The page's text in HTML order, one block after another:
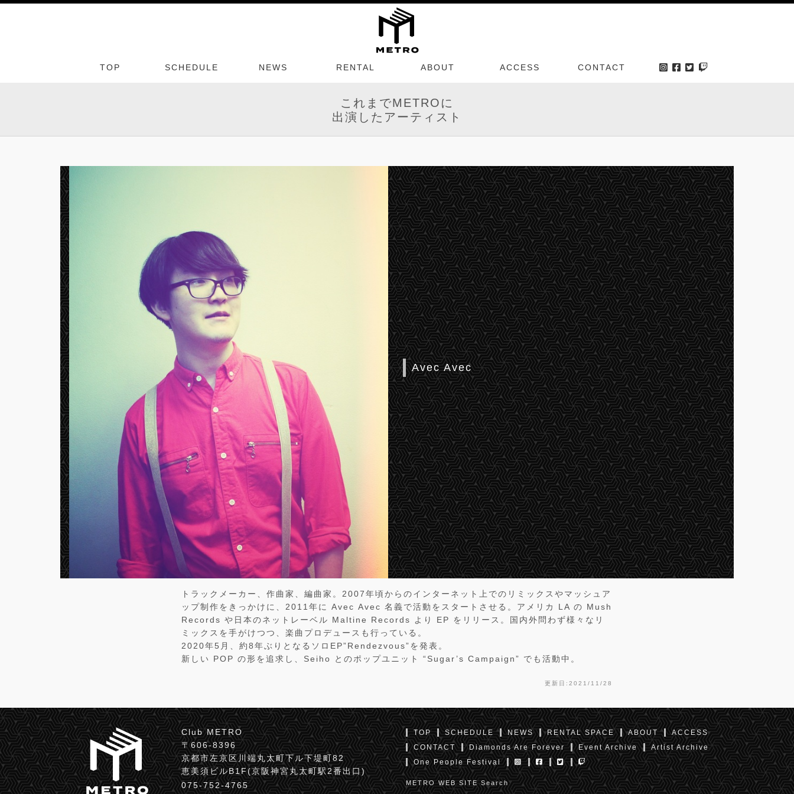
TOP SCHEDULE NEWS RENTAL ABOUT ACCESS CONTACT
これまでMETROに
出演したアーティスト
Avec Avec
トラックメーカー、作曲家、編曲家。2007年頃からのインターネット上でのリミックスやマッシュア
ップ制作をきっかけに、2011年に Avec Avec 名義で活動をスタートさせる。アメリカ LA の Mush
Records や日本のネットレーベル Maltine Records より EP をリリース。国内外問わず様々なリ
ミックスを手がけつつ、楽曲プロデュースも行っている。
2020年5月、約8年ぶりとなるソロEP”Rendezvous”を発表。
新しい POP の形を追求し、Seiho とのポップユニット “Sugar’s Campaign” でも活動中。
更新日:2021/11/28
Club METRO
〒606-8396
京都市左京区川端丸太町下ル下堤町82
恵美須ビルB1F(京阪神宮丸太町駅2番出口)
075-752-4765
TOP SCHEDULE NEWS RENTAL SPACE ABOUT
ACCESS
CONTACT
Diamonds Are Forever Event Archive
Artist Archive
One People Festival
METRO WEB SITE Search